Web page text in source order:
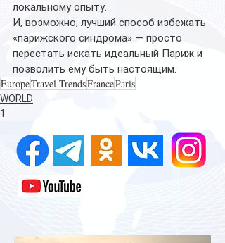
локальному опыту.
И, возможно, лучший способ избежать
«парижского синдрома» — просто
перестать искать идеальный Париж и
позволить ему быть настоящим.
EuropeTravel TrendsFranceParis
WORLD
1